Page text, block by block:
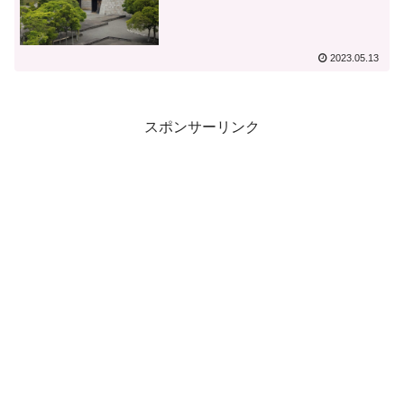
2023.05.13
スポンサーリンク